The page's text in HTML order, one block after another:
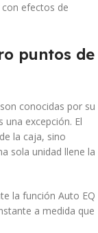
efectos de
puntos de
conocidas por su
excepción. El
la caja, sino
sola unidad llene la
la función Auto EQ
a medida que